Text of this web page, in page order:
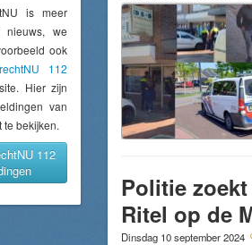
is meer
we
ook
112
site. Hier zijn
van
te bekijken.
112
Politie
Ritel op de
Dinsdag 10 september 2024